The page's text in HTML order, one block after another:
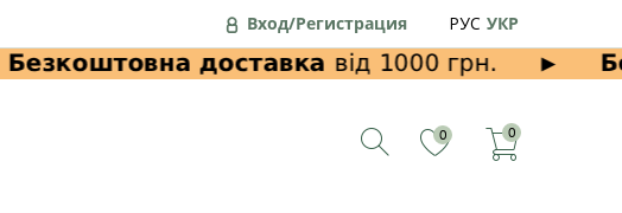
Вход/Регистрация РУС УКР
0 0